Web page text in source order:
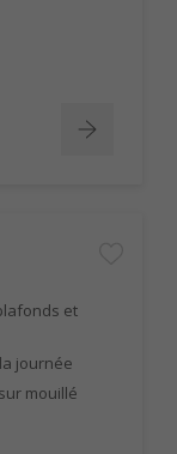
et
journée
mouillé